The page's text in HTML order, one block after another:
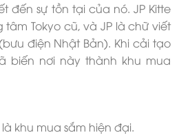
đến sự tồn tại của nó. JP Kitte
Tokyo cũ, và JP là chữ viết
điện Nhật Bản). Khi cải tạo
biến nơi này thành khu mua
khu mua sắm hiện đại.